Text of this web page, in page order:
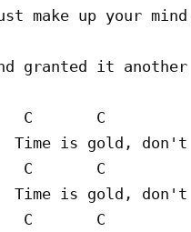
make up your
granted it another
C       C
Time is gold,
C       C
Time is gold,
C       C